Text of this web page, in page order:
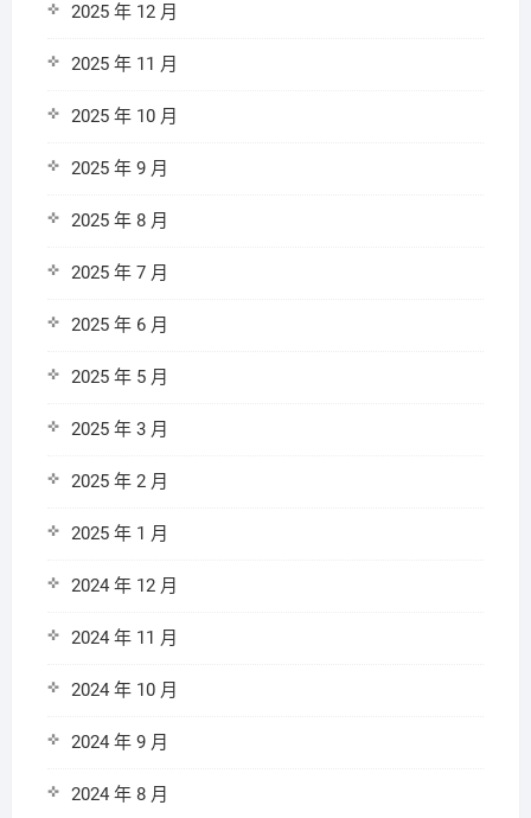
2025 年 12 月
2025 年 11 月
2025 年 10 月
2025 年 9 月
2025 年 8 月
2025 年 7 月
2025 年 6 月
2025 年 5 月
2025 年 3 月
2025 年 2 月
2025 年 1 月
2024 年 12 月
2024 年 11 月
2024 年 10 月
2024 年 9 月
2024 年 8 月